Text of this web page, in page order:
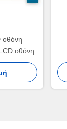
οθόνη
οθόνη